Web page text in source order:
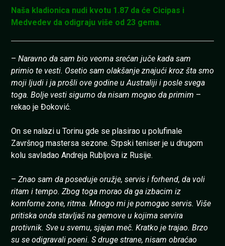
Naša kladionica nudi kvotu 1.87 da će Cicipas i
Medvedev da odigraju više od 23 gema.
– Naravno da sam bio veoma srećan juče kada sam
primio te vesti. Osetio sam olakšanje znajući kroz šta smo
moji ljudi i ja prošli ove godine u Australiji i posle svega
toga. Bolje vesti sigurno da nisam mogao da primim –
rekao je Đoković.
On se nalazi u Torinu gde se plasirao u polufinale
Završnog mastersa sezone. Srpski teniser je u drugom
kolu savladao Andreja Rubljova iz Rusije.
– Znao sam da poseduje oružje, servis i forhend, da voli
ritam i tempo. Zbog toga morao da ga izbacim iz
komforne zone, ritma. Mnogo mi je pomogao servis. Više
pritiska onda stavljaš na gemove u kojima servira
protivnik. Sve u svemu, sjajan meč. Kratko je trajao. Brzo
su se odigravali poeni. S druge strane, nisam obraćao